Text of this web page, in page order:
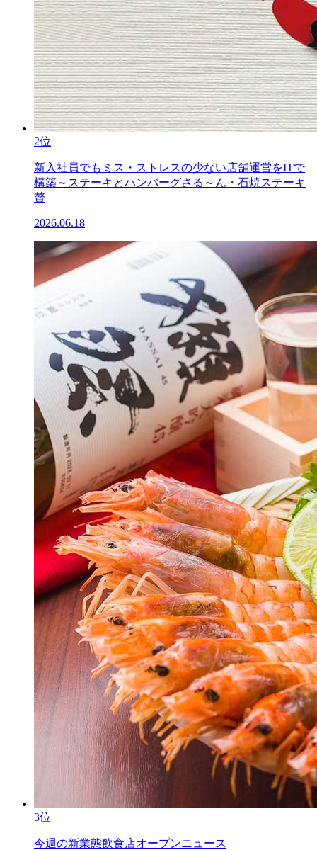
2位
新入社員でもミス・ストレスの少ない店舗運営をITで
構築～ステーキとハンバーグさる～ん・石焼ステーキ
贅
2026.06.18
3位
今週の新業態飲食店オープンニュース